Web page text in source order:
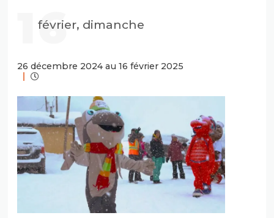
16
février, dimanche
26 décembre 2024 au 16 février 2025